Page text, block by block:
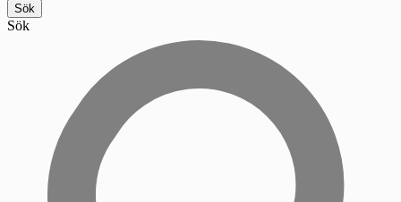
Sök
Sök